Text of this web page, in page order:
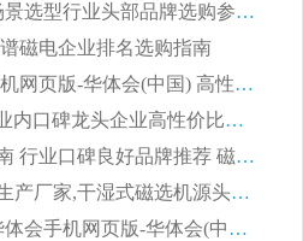
2026 磁选机靠谱生产厂家全梳理 分场景选型行业头部品牌选购参考攻略
磁电企业排名选购指南
2026 磁选机靠谱厂家排名｜华体会手机网页版-华体会(中国) 高性价比磁选机磁电品牌
2026 顺流河沙磁选机厂家挑选攻略 | 业内口碑龙头企业高性价比品牌推荐
2026平板磁选机靠谱生产厂家选购指南 行业口碑良好品牌推荐 磁电领域实力强者
2026高分选精度冶金行业专用磁选机生产厂家,干湿式磁选机源头供应商推荐
2026 选矿永磁筒式磁选机挑选指南 华体会手机网页版-华体会(中国) 推荐品牌行业口碑佳实力突出